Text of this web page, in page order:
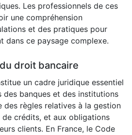
Les professionnels de ces
une compréhension
et des pratiques pour
dans ce paysage complexe.
droit bancaire
un cadre juridique essentiel
des banques et des institutions
des règles relatives à la gestion
crédits, et aux obligations
clients. En France, le Code